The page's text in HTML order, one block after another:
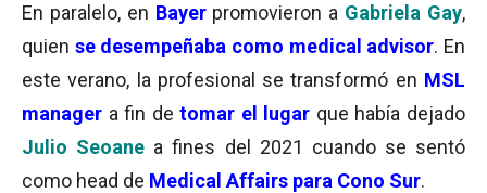
En paralelo, en Bayerpromovieron a Gabriela Gay,
quien se desempeñaba como medical advisor. En
este verano, la profesional se transformó en MSL
manager a fin detomar el lugar que había dejado
Julio Seoane a fines del 2021 cuando se sentó
como head de Medical Affairs para Cono Sur.